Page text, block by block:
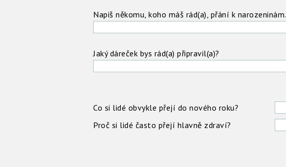
Napiš někomu, koho máš rád(a), přání k narozeninám.
Jaký dáreček bys rád(a) připravil(a)?
Co si lidé obvykle přejí do nového roku?
Proč si lidé často přejí hlavně zdraví?